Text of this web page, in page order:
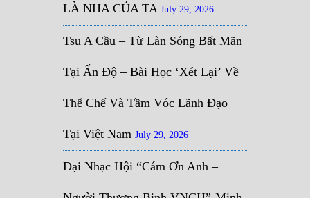
LÀ NHA CỦA TA July 29, 2026
Tsu A Cầu – Từ Làn Sóng Bất Mãn
Tại Ấn Độ – Bài Học ‘Xét Lại’ Về
Thể Chế Và Tầm Vóc Lãnh Đạo
Tại Việt Nam July 29, 2026
Đại Nhạc Hội “Cám Ơn Anh –